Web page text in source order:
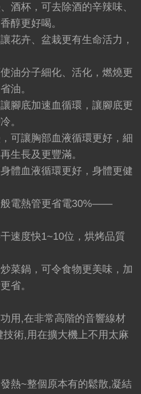
酒杯，可去除酒的辛辣味、
醇更好喝。
花卉、盆栽更有生命活力，
油分子細化、活化，燃燒更
油。
腳底加速血循環，讓腳底更
。
可讓胸部血液循環更好，細
生長及更豐滿。
體血液循環更好，身體更健
般電熱管更省電30%——
速度快1~10位，烘烤品質
菜鍋，可令食物更美味，加
省。
用,在非常高階的音響線材
術,用在擴大機上不用太麻
熱~整個原本有的鬆散,凝結